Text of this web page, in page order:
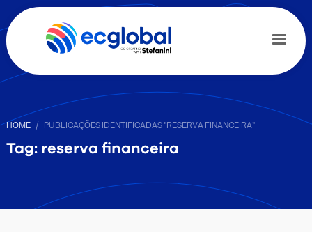
HOME PUBLICAÇÕES IDENTIFICADAS "RESERVA FINANCEIRA"
Tag: reserva financeira